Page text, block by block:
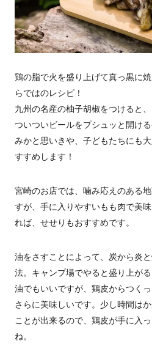
鶏の脂で火を盛り上げて真っ黒に
らではのレシピ！
九州の名産の柚子胡椒をつけると
ついついビールをプシュッと開け
みかと思いきや、子どもたちにも
すすめします！
宮崎のお店では、噛み応えのある
すが、手に入りやすいもも肉で美
れば、せせりもおすすめです。
油をさすことによって、炭から炎
法。キャンプ場でやると盛り上が
油でもいいですが、鶏皮からつく
さらに美味しいです。少し時間は
ことが出来るので、鶏皮が手に入
ね。